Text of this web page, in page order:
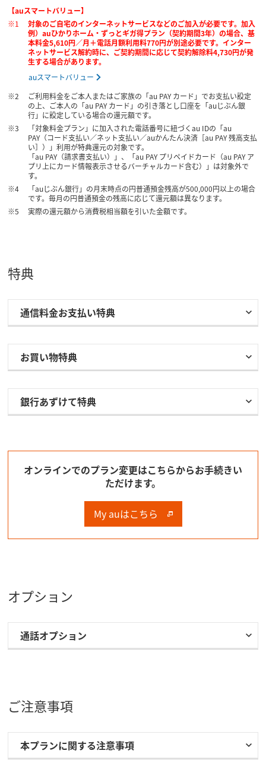
【auスマートバリュー】
対象のご自宅のインターネットサービスなどのご加入が必要です。加入
例）auひかりホーム・ずっとギガ得プラン（契約期間3年）の場合、基
本料金5,610円／月＋電話月額利用料770円が別途必要です。インター
ネットサービス解約時に、ご契約期間に応じて契約解除料4,730円が発
生する場合があります。
auスマートバリュー
ご利用料金をご本人またはご家族の「au PAY カード」でお支払い設定
の上、ご本人の「au PAY カード」の引き落とし口座を「auじぶん銀
行」に設定している場合の還元額です。
「対象料金プラン」に加入された電話番号に紐づくau IDの「au
PAY（コード支払い／ネット支払い／auかんたん決済［au PAY 残高支払
い］）」利用が特典還元の対象です。
「au PAY（請求書支払い）」、「au PAY プリペイドカード（au PAY ア
プリ上にカード情報表示させるバーチャルカード含む）」は対象外で
す。
「auじぶん銀行」の月末時点の円普通預金残高が500,000円以上の場合
です。毎月の円普通預金の残高に応じて還元額は異なります。
実際の還元額から消費税相当額を引いた金額です。
特典
通信料金お支払い特典
お買い物特典
銀行あずけて特典
オンラインでのプラン変更はこちらからお手続きい
ただけます。
My auはこちら
オプション
通話オプション
ご注意事項
本プランに関する注意事項